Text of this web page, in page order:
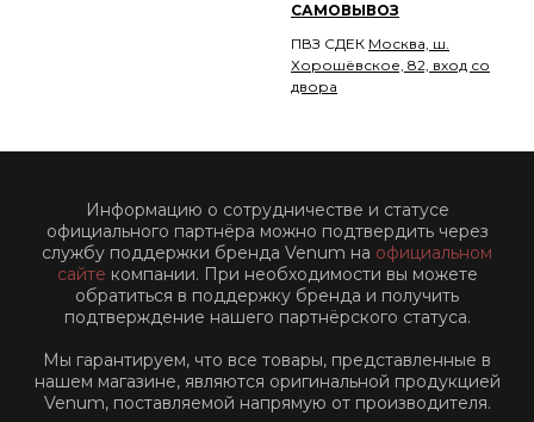
САМОВЫВОЗ
ПВЗ СДЕК Москва, ш.
Хорошёвское, 82, вход со
двора
Информацию о сотрудничестве и статусе
официального партнёра можно подтвердить через
службу поддержки бренда Venum на официальном
сайте компании. При необходимости вы можете
обратиться в поддержку бренда и получить
подтверждение нашего партнёрского статуса.
Мы гарантируем, что все товары, представленные в
нашем магазине, являются оригинальной продукцией
Venum, поставляемой напрямую от производителя.